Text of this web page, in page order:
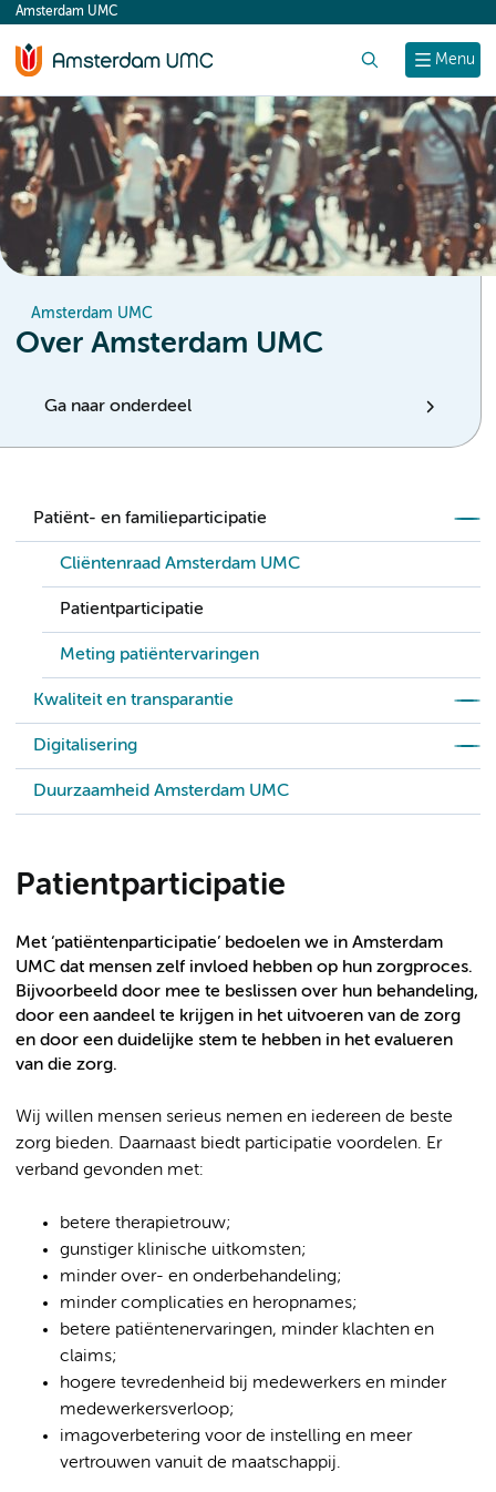
content
Menu
Amsterdam UMC
Amsterdam UMC
Over Amsterdam UMC
Ga naar onderdeel
Patiënt- en familieparticipatie
Cliëntenraad Amsterdam UMC
Patientparticipatie
Meting patiëntervaringen
Kwaliteit en transparantie
Digitalisering
Duurzaamheid Amsterdam UMC
Patientparticipatie
Met ‘patiëntenparticipatie’ bedoelen we in Amsterdam
UMC dat mensen zelf invloed hebben op hun zorgproces.
Bijvoorbeeld door mee te beslissen over hun behandeling,
door een aandeel te krijgen in het uitvoeren van de zorg
en door een duidelijke stem te hebben in het evalueren
van die zorg.
Wij willen mensen serieus nemen en iedereen de beste
zorg bieden. Daarnaast biedt participatie voordelen. Er
verband gevonden met:
betere therapietrouw;
gunstiger klinische uitkomsten;
minder over- en onderbehandeling;
minder complicaties en heropnames;
betere patiëntenervaringen, minder klachten en
claims;
hogere tevredenheid bij medewerkers en minder
medewerkersverloop;
imagoverbetering voor de instelling en meer
vertrouwen vanuit de maatschappij.